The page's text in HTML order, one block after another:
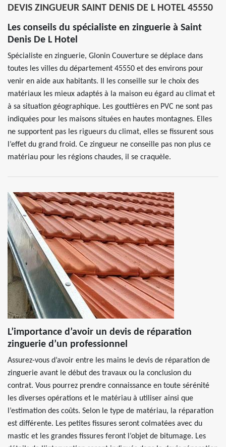
DEVIS ZINGUEUR SAINT DENIS DE L HOTEL 45550
Les conseils du spécialiste en zinguerie à Saint
Denis De L Hotel
Spécialiste en zinguerie, Glonin Couverture se déplace dans
toutes les villes du département 45550 et des environs pour
venir en aide aux habitants. Il les conseille sur le choix des
matériaux les mieux adaptés à la maison eu égard au climat et
à sa situation géographique. Les gouttières en PVC ne sont pas
indiquées pour les maisons situées en hautes montagnes. Elles
ne supportent pas les rigueurs du climat, elles se fissurent sous
l’effet du grand froid. Ce zingueur ne conseille pas non plus ce
matériau pour les régions chaudes, il se craquèle.
L’importance d’avoir un devis de réparation
zinguerie d’un professionnel
Assurez-vous d’avoir entre les mains le devis de réparation de
zinguerie avant le début des travaux ou la conclusion du
contrat. Vous pourrez prendre connaissance en toute sérénité
les diverses opérations et le matériau à utiliser ainsi que
l’estimation des coûts. Selon le type de matériau, la réparation
est différente. Les petites fissures seront colmatées avec du
mastic et les grandes fissures feront l’objet de bitumage. Les